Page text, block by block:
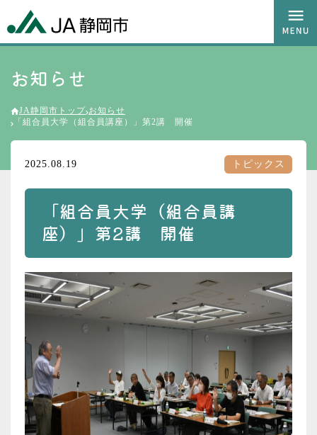
お知らせ
JA静岡市トップ お知らせ
「組合員大学（組合員講座）」第2講 開催
2025.08.19 トピックス
「組合員大学（組合員講
座）」第2講 開催